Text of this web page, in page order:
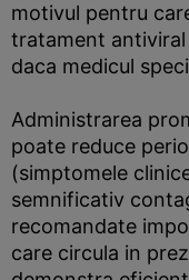
motivul pentru
tratament
daca medicul
Administrarea
poate reduce
(simptomele
semnificativ
recomandate
care circula in